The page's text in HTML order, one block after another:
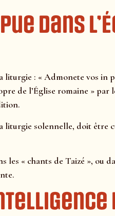
dans
: « Admonete vos in
de l’Église romaine » par
liturgie solennelle, doit être
les « chants de Taizé », ou